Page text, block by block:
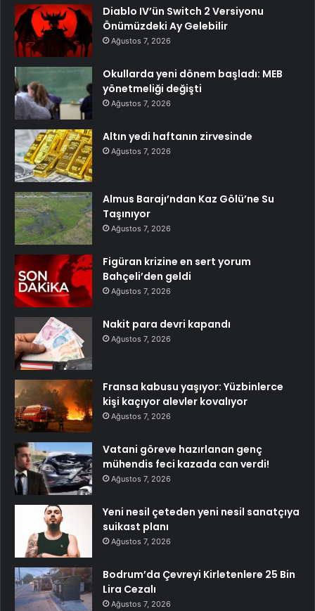
Diablo IV’ün Switch 2 Versiyonu
Önümüzdeki Ay Gelebilir
Ağustos 7, 2026
Okullarda yeni dönem başladı: MEB
yönetmeliği değişti
Ağustos 7, 2026
Altın yedi haftanın zirvesinde
Ağustos 7, 2026
Almus Barajı’ndan Kaz Gölü’ne Su
Taşınıyor
Ağustos 7, 2026
Figüran krizine en sert yorum
Bahçeli’den geldi
Ağustos 7, 2026
Nakit para devri kapandı
Ağustos 7, 2026
Fransa kabusu yaşıyor: Yüzbinlerce
kişi kaçıyor alevler kovalıyor
Ağustos 7, 2026
Vatani göreve hazırlanan genç
mühendis feci kazada can verdi!
Ağustos 7, 2026
Yeni nesil çeteden yeni nesil sanatçıya
suikast planı
Ağustos 7, 2026
Bodrum’da Çevreyi Kirletenlere 25 Bin
Lira Cezalı
Ağustos 7, 2026